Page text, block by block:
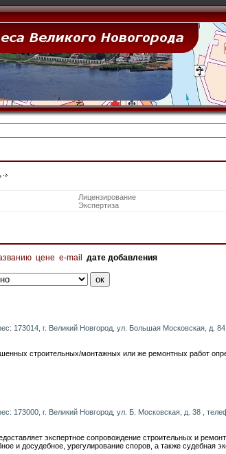
Лицензирование
Экспертиза
цене e-mail дате добавления
173014, г. Великий Новгород, ул. Большая Московская, д.
строительных/монтажных или же ремонтных работ
173000, г. Великий Новгород, ул. Б. Московская, д. 38 ,
экспертное сопровождение строительных и
и досудебное, урегулирование споров, а также судебная